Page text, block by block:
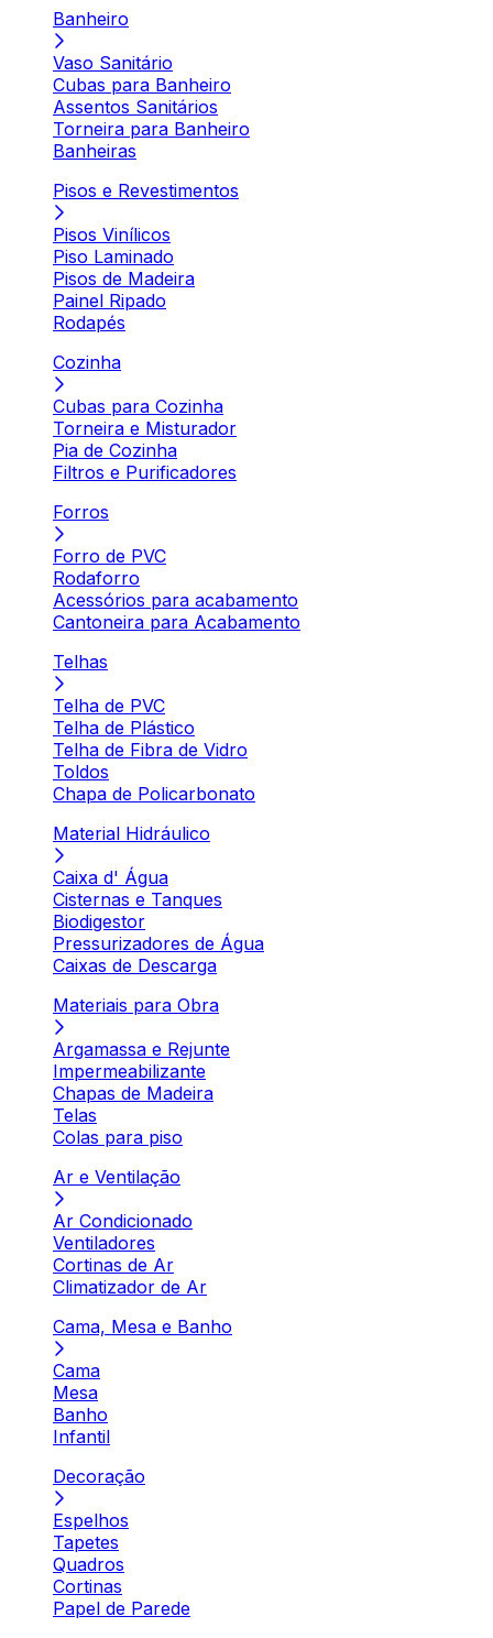
Banheiro
Vaso Sanitário
Cubas para Banheiro
Assentos Sanitários
Torneira para Banheiro
Banheiras
Pisos e Revestimentos
Pisos Vinílicos
Piso Laminado
Pisos de Madeira
Painel Ripado
Rodapés
Cozinha
Cubas para Cozinha
Torneira e Misturador
Pia de Cozinha
Filtros e Purificadores
Forros
Forro de PVC
Rodaforro
Acessórios para acabamento
Cantoneira para Acabamento
Telhas
Telha de PVC
Telha de Plástico
Telha de Fibra de Vidro
Toldos
Chapa de Policarbonato
Material Hidráulico
Caixa d' Água
Cisternas e Tanques
Biodigestor
Pressurizadores de Água
Caixas de Descarga
Materiais para Obra
Argamassa e Rejunte
Impermeabilizante
Chapas de Madeira
Telas
Colas para piso
Ar e Ventilação
Ar Condicionado
Ventiladores
Cortinas de Ar
Climatizador de Ar
Cama, Mesa e Banho
Cama
Mesa
Banho
Infantil
Decoração
Espelhos
Tapetes
Quadros
Cortinas
Papel de Parede